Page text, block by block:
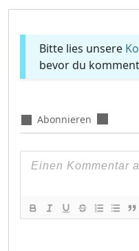
Bitte lies unsere
bevor du
Abonnieren